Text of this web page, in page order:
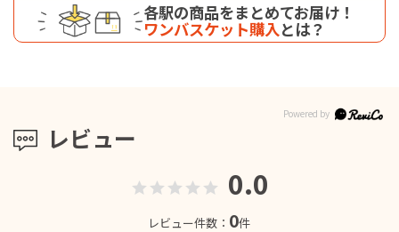
レビュー
0.0
レビュー件数： 0件
各駅の商品をまとめてお届け！
ワンバスケット購入とは？